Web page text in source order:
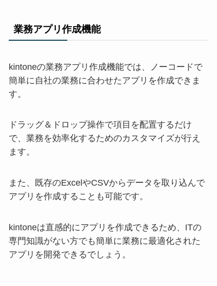
業務アプリ作成機能
kintoneの業務アプリ作成機能では、ノーコードで
簡単に自社の業務に合わせたアプリを作成できま
す。
ドラッグ＆ドロップ操作で項目を配置するだけ
で、業務を効率化するためのカスタマイズが行え
ます。
また、既存のExcelやCSVからデータを取り込んで
アプリを作成することも可能です。
kintoneは直感的にアプリを作成できるため、ITの
専門知識がない方でも簡単に業務に最適化された
アプリを開発できるでしょう。